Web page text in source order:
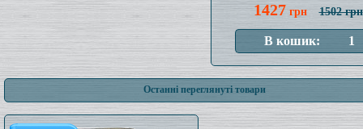
1427 грн 1502 грн
Останні переглянуті товари